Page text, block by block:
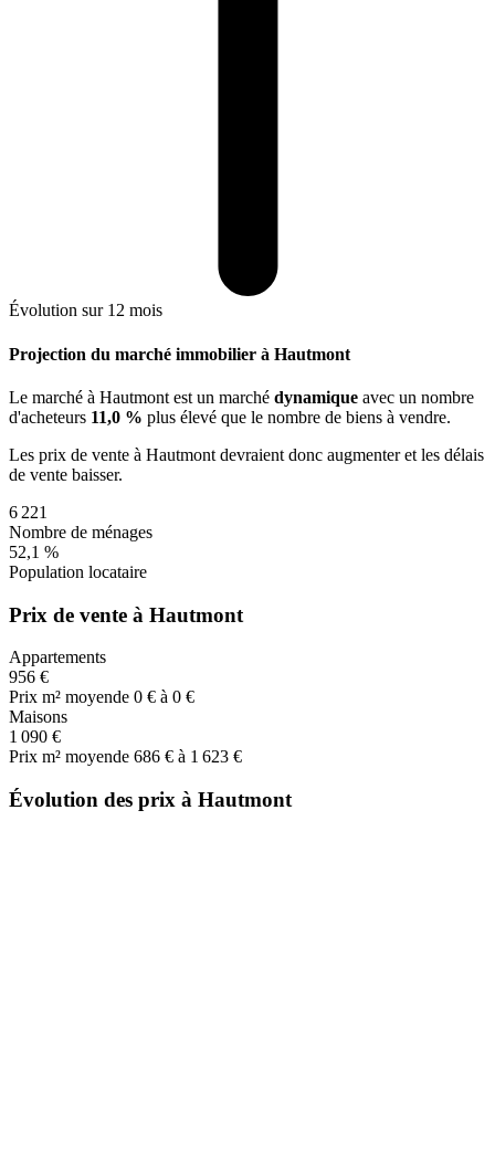
Évolution sur 12 mois
Projection du marché immobilier à Hautmont
Le marché à Hautmont est un marché dynamique avec un nombre
d'acheteurs 11,0 % plus élevé que le nombre de biens à vendre.
Les prix de vente à Hautmont devraient donc augmenteret les délais
de vente baisser.
6 221
Nombre de ménages
52,1 %
Population locataire
Prix de vente à Hautmont
Appartements
956 €
Prix m² moyende 0 € à 0 €
Maisons
1 090 €
Prix m² moyende 686 € à 1 623 €
Évolution des prix à Hautmont